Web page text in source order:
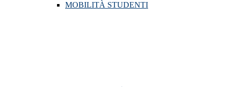
MOBILITÀ STUDENTI